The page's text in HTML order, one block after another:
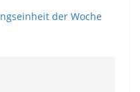
der Woche